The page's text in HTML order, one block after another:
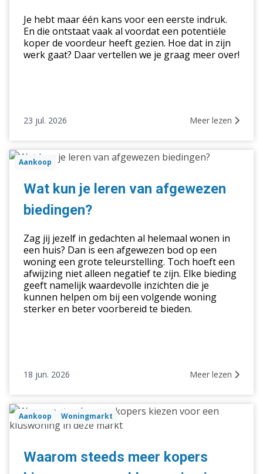
vraagprijs
Je hebt maar één kans voor een eerste indruk.
En die ontstaat vaak al voordat een potentiële
koper de voordeur heeft gezien. Hoe dat in zijn
werk gaat? Daar vertellen we je graag meer over!
23 jul. 2026 Meer lezen
Wat
van
biedingen?
Aankoop
Wat kun je leren van afgewezen
biedingen?
Zag jij jezelf in gedachten al helemaal wonen in
een huis? Dan is een afgewezen bod op een
woning een grote teleurstelling. Toch hoeft een
afwijzing niet alleen negatief te zijn. Elke bieding
geeft namelijk waardevolle inzichten die je
kunnen helpen om bij een volgende woning
sterker en beter voorbereid te bieden.
18 jun. 2026 Meer lezen
Waarom
steeds
kopers
Aankoop Woningmarkt
Waarom steeds meer kopers